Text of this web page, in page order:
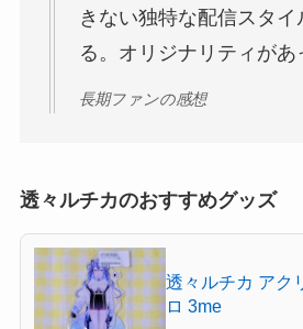
きない独特な配信スタイ
る。オリジナリティがあ
長期ファンの感想
透々ルチカのおすすめグッズ
透々ルチカ アク
ロ 3me